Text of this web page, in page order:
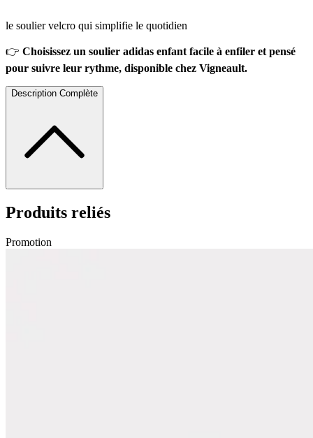
le soulier velcro qui simplifie le quotidien
👉 Choisissez un soulier adidas enfant facile à enfiler et pensé
pour suivre leur rythme, disponible chez Vigneault.
Description Complète
Produits reliés
Promotion